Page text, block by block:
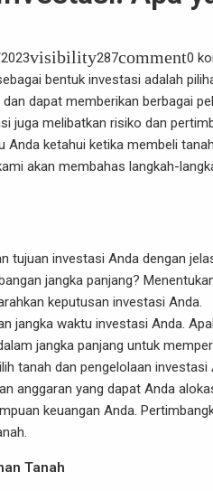
visibility287comment0
bentuk investasi adalah
dapat memberikan berbagai
juga melibatkan risiko dan
Anda ketahui ketika membeli
akan membahas langkah-
tujuan investasi Anda dengan
jangka panjang?
keputusan investasi Anda.
jangka waktu investasi Anda.
jangka panjang untuk
tanah dan pengelolaan investasi
anggaran yang dapat Anda
keuangan Anda.
Tanah